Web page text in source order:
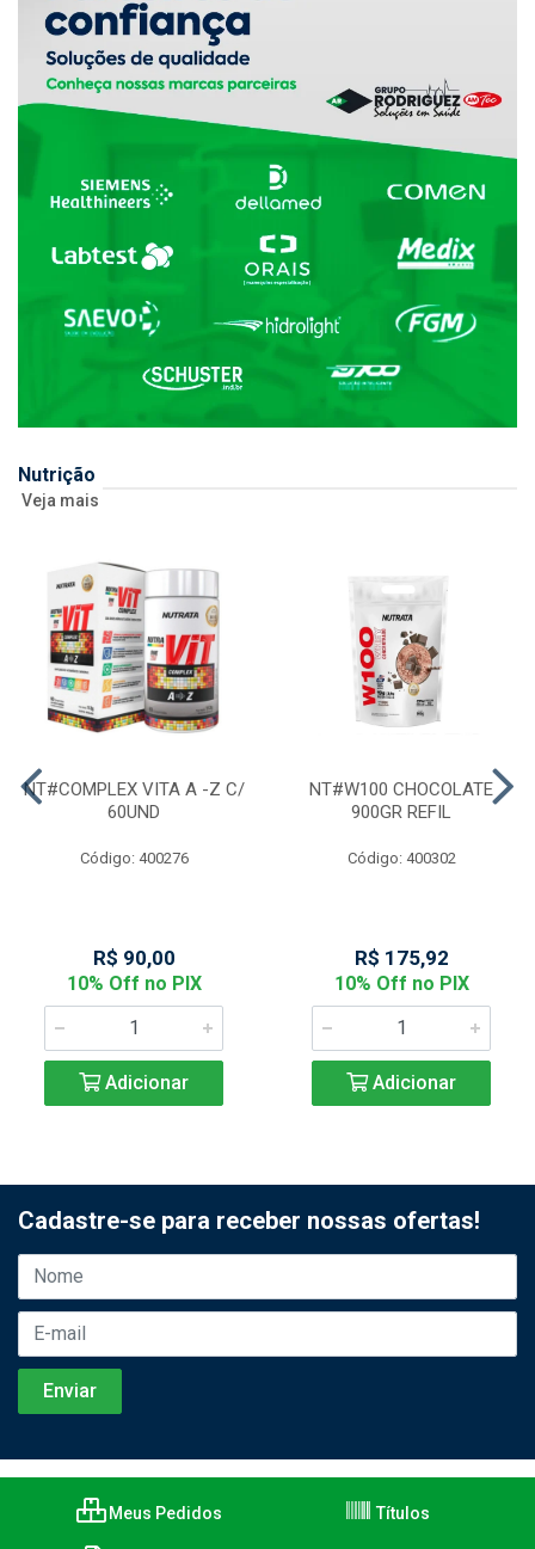
Nutrição
Veja mais
NT#COMPLEX VITA A -Z C/
60UND
Código: 400276
R$ 90,00
10% Off no PIX
Adicionar
NT#W100 CHOCOLATE
900GR REFIL
Código: 400302
R$ 175,92
10% Off no PIX
Adicionar
Cadastre-se para receber nossas ofertas!
Meus Pedidos Títulos